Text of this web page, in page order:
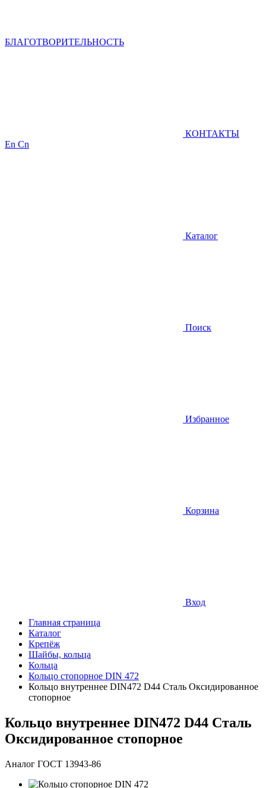
БЛАГОТВОРИТЕЛЬНОСТЬ
КОНТАКТЫ
En Cn
Каталог
Поиск
Избранное
Корзина
Вход
Главная страница
Каталог
Крепёж
Шайбы, кольца
Кольца
Кольцо стопорное DIN 472
Кольцо внутреннее DIN472 D44 Сталь Оксидированное
стопорное
Кольцо внутреннее DIN472 D44 Сталь
Оксидированное стопорное
Аналог ГОСТ 13943-86